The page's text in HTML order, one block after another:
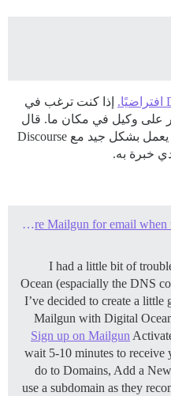
إذا كنت ترغب في
على وكيل في مكان ما. قال
الكثير من الناس إن Mailgun هو ما يعمل بشكل جيد مع Discourse
خبرة به.
Configure Mailgun for email when using Digital Ocean for DNS
I had a little bit of
Ocean (espacially the DNS
I’ve decided to create a little
Mailgun with Digital
Sign up on Mailgun
wait 5-10 minutes to
do to Domains, Add a
use a subdomain as they